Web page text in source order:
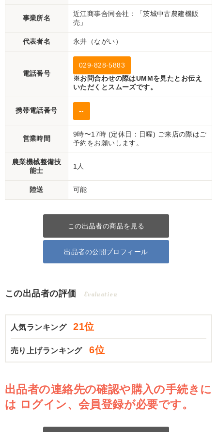
事業所名
近江商事合同会社：「茨城中古農建機販
売」
代表者名 永井（ながい）
電話番号
029-828-5883
※お問合わせの際はUMMを見たとお伝え
いただくとスムーズです。
携帯電話番号 --
営業時間
9時〜17時 (定休日：日曜) ご来店の際はご
予約をお願いします。
農業機械整備技
能士
1人
陸送 可能
この出品者の商品を見る
出品者の公開プロフィール
この出品者の評価 Evaluation
人気ランキング 21位
売り上げランキング 6位
出品者の連絡先の確認や購入の手続きに
は ログイン、会員登録が必要です。